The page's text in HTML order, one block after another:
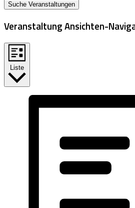
Suche Veranstaltungen
Veranstaltung Ansichten-
Liste